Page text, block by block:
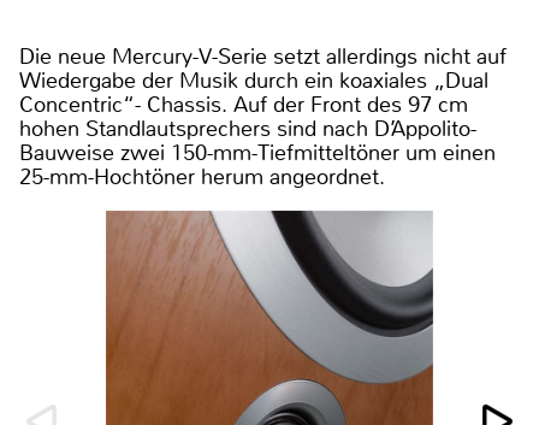
Die neue Mercury-V-Serie setzt allerdings nicht auf
Wiedergabe der Musik durch ein koaxiales „Dual
Concentric“- Chassis. Auf der Front des 97 cm
hohen Standlautsprechers sind nach D’Appolito-
Bauweise zwei 150-mm-Tiefmitteltöner um einen
25-mm-Hochtöner herum angeordnet.